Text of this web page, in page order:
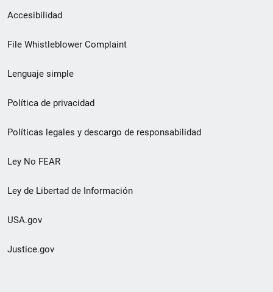
Menú
de
de
pie
de
página
Accesibilidad
File Whistleblower Complaint
Lenguaje simple
Política de privacidad
Políticas legales y descargo de responsabilidad
Ley No FEAR
Ley de Libertad de Información
USA.gov
Justice.gov